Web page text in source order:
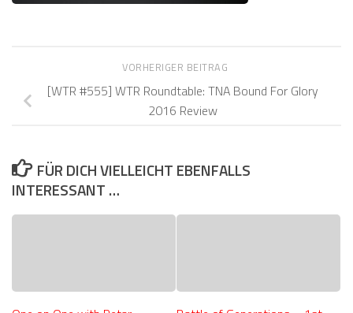
VORHERIGER BEITRAG
[WTR #555] WTR Roundtable: TNA Bound For Glory
2016 Review
FÜR DICH VIELLEICHT EBENFALLS
INTERESSANT …